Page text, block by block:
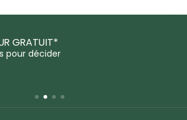
SÉCURISÉS
en sécurité